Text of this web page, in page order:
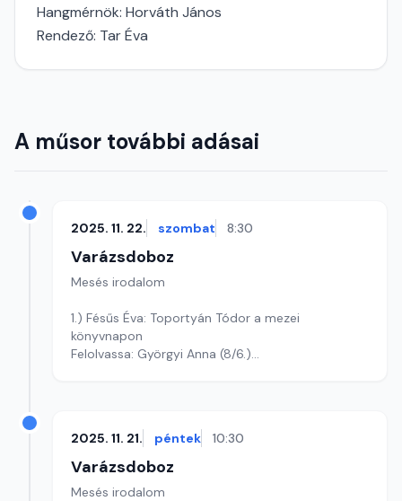
Hangmérnök: Horváth János
Rendező: Tar Éva
A műsor további adásai
2025. 11. 22. szombat 8:30
Varázsdoboz
Mesés irodalom
1.) Fésűs Éva: Toportyán Tódor a mezei
könyvnapon
Felolvassa: Györgyi Anna (8/6.)
2025. 11. 21. péntek 10:30
Varázsdoboz
Mesés irodalom